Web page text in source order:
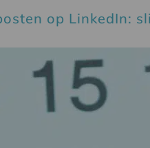
op LinkedIn: